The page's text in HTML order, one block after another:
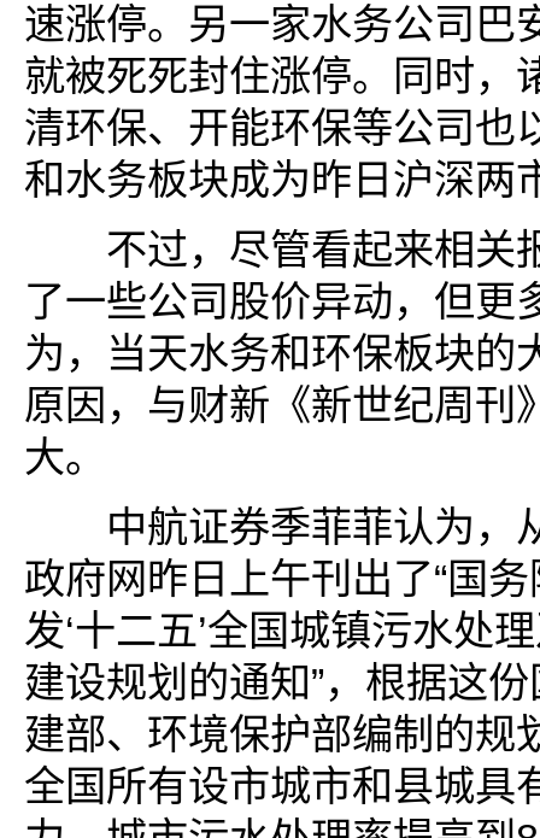
速涨停。另一家水务公司巴
就被死死封住涨停。同时，
清环保、开能环保等公司也
和水务板块成为昨日沪深两
不过，尽管看起来相关
了一些公司股价异动，但更
为，当天水务和环保板块的
原因，与财新《新世纪周刊
大。
中航证券季菲菲认为，
政府网昨日上午刊出了“国
发‘十二五’全国城镇污水处
建设规划的通知”，根据这
建部、环境保护部编制的规
全国所有设市城市和县城具